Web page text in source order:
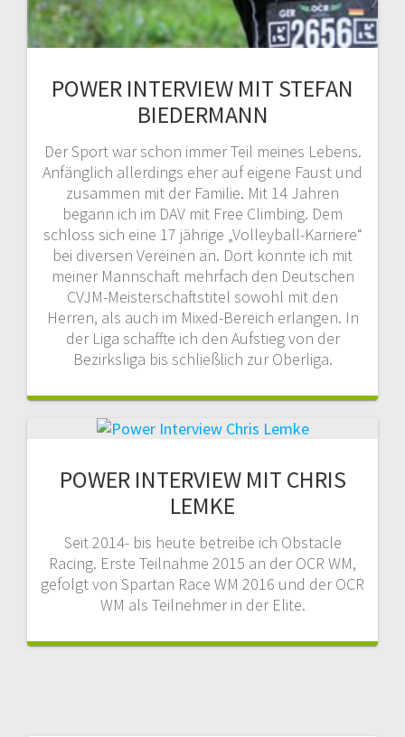
POWER INTERVIEW MIT STEFAN
BIEDERMANN
Der Sport war schon immer Teil meines Lebens.
Anfänglich allerdings eher auf eigene Faust und
zusammen mit der Familie. Mit 14 Jahren
begann ich im DAV mit Free Climbing. Dem
schloss sich eine 17 jährige „Volleyball-Karriere“
bei diversen Vereinen an. Dort konnte ich mit
meiner Mannschaft mehrfach den Deutschen
CVJM-Meisterschaftstitel sowohl mit den
Herren, als auch im Mixed-Bereich erlangen. In
der Liga schaffte ich den Aufstieg von der
Bezirksliga bis schließlich zur Oberliga.
POWER INTERVIEW MIT CHRIS
LEMKE
Seit 2014- bis heute betreibe ich Obstacle
Racing. Erste Teilnahme 2015 an der OCR WM,
gefolgt von Spartan Race WM 2016 und der OCR
WM als Teilnehmer in der Elite.